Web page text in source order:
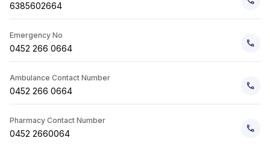
6385602664
Emergency No
0452 266 0664
Ambulance Contact Number
0452 266 0664
Pharmacy Contact Number
0452 2660064